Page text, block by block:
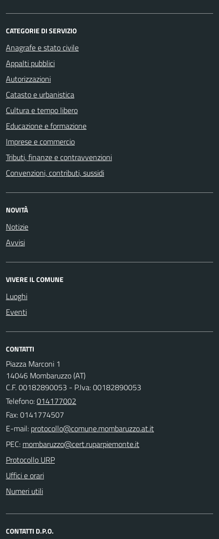
CATEGORIE DI SERVIZIO
Anagrafe e stato civile
Appalti pubblici
Autorizzazioni
Catasto e urbanistica
Cultura e tempo libero
Educazione e formazione
Imprese e commercio
Tributi, finanze e contravvenzioni
Convenzioni, contributi, sussidi
NOVITÀ
Notizie
Avvisi
VIVERE IL COMUNE
Luoghi
Eventi
CONTATTI
Piazza Marconi 1
14046 Mombaruzzo (AT)
C.F. 00182890053 - P.Iva: 00182890053
Telefono:014177002
Fax: 0141774507
E-mail:
PEC:
Protocollo URP
Uffici e orari
Numeri utili
CONTATTI D.P.O.